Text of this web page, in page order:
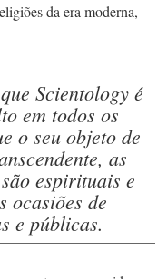
da era moderna,
Scientology é
em todos os
o seu objeto de
as
espirituais e
ocasiões de
e públicas.